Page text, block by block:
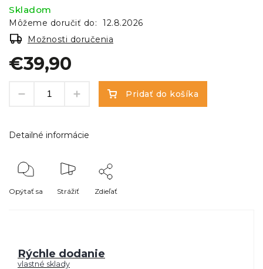
€39,90
Skladom
Môžeme doručiť do:
12.8.2026
Možnosti doručenia
Pridať do košíka
Detailné informácie
Opýtať sa Strážiť Zdieľať
Rýchle dodanie
vlastné sklady